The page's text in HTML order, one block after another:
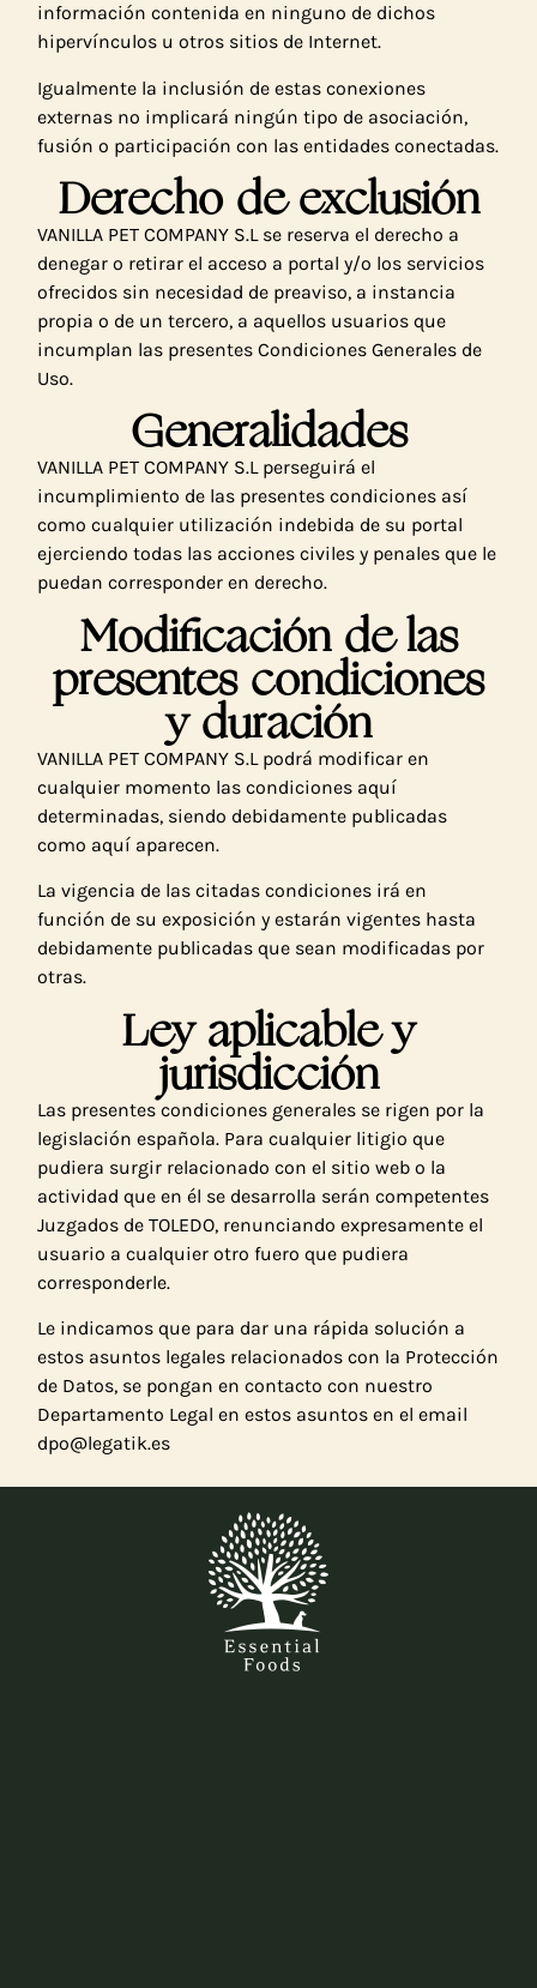
información contenida en ninguno de dichos
hipervínculos u otros sitios de Internet.
Igualmente la inclusión de estas conexiones
externas no implicará ningún tipo de asociación,
fusión o participación con las entidades conectadas.
Derecho de exclusión
VANILLA PET COMPANY S.L se reserva el derecho a
denegar o retirar el acceso a portal y/o los servicios
ofrecidos sin necesidad de preaviso, a instancia
propia o de un tercero, a aquellos usuarios que
incumplan las presentes Condiciones Generales de
Uso.
Generalidades
VANILLA PET COMPANY S.L perseguirá el
incumplimiento de las presentes condiciones así
como cualquier utilización indebida de su portal
ejerciendo todas las acciones civiles y penales que le
puedan corresponder en derecho.
Modificación de las
presentes condiciones
y duración
VANILLA PET COMPANY S.L podrá modificar en
cualquier momento las condiciones aquí
determinadas, siendo debidamente publicadas
como aquí aparecen.
La vigencia de las citadas condiciones irá en
función de su exposición y estarán vigentes hasta
debidamente publicadas que sean modificadas por
otras.
Ley aplicable y
jurisdicción
Las presentes condiciones generales se rigen por la
legislación española. Para cualquier litigio que
pudiera surgir relacionado con el sitio web o la
actividad que en él se desarrolla serán competentes
Juzgados de TOLEDO, renunciando expresamente el
usuario a cualquier otro fuero que pudiera
corresponderle.
Le indicamos que para dar una rápida solución a
estos asuntos legales relacionados con la Protección
de Datos, se pongan en contacto con nuestro
Departamento Legal en estos asuntos en el email
dpo@legatik.es